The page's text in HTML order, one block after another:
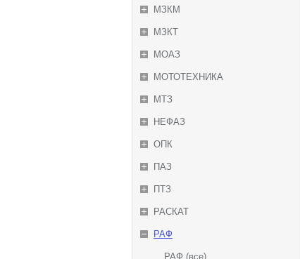
МЗКМ
МЗКТ
МОАЗ
МОТОТЕХНИКА
МТЗ
НЕФАЗ
ОПК
ПАЗ
ПТЗ
РАСКАТ
РАФ
РАФ (все)